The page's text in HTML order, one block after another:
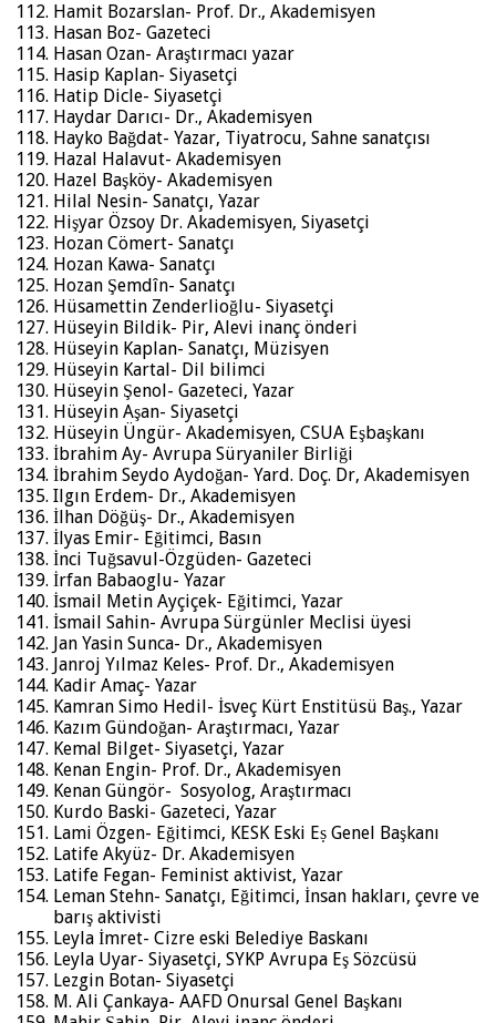
Hamit Bozarslan- Prof. Dr., Akademisyen
Hasan Boz- Gazeteci
Hasan Ozan- Araştırmacı yazar
Hasip Kaplan- Siyasetçi
Hatip Dicle- Siyasetçi
Haydar Darıcı- Dr., Akademisyen
Hayko Bağdat- Yazar, Tiyatrocu, Sahne sanatçısı
Hazal Halavut- Akademisyen
Hazel Başköy- Akademisyen
Hilal Nesin- Sanatçı, Yazar
Hişyar Özsoy Dr. Akademisyen, Siyasetçi
Hozan Cömert- Sanatçı
Hozan Kawa- Sanatçı
Hozan Şemdîn- Sanatçı
Hüsamettin Zenderlioğlu- Siyasetçi
Hüseyin Bildik- Pir, Alevi inanç önderi
Hüseyin Kaplan- Sanatçı, Müzisyen
Hüseyin Kartal- Dil bilimci
Hüseyin Şenol- Gazeteci, Yazar
Hüseyin Aşan- Siyasetçi
Hüseyin Üngür- Akademisyen, CSUA Eşbaşkanı
İbrahim Ay- Avrupa Süryaniler Birliği
İbrahim Seydo Aydoğan- Yard. Doç. Dr, Akademisyen
Ilgın Erdem- Dr., Akademisyen
İlhan Döğüş- Dr., Akademisyen
İlyas Emir- Eğitimci, Basın
İnci Tuğsavul-Özgüden- Gazeteci
İrfan Babaoglu- Yazar
İsmail Metin Ayçiçek- Eğitimci, Yazar
İsmail Sahin- Avrupa Sürgünler Meclisi üyesi
Jan Yasin Sunca- Dr., Akademisyen
Janroj Yılmaz Keles- Prof. Dr., Akademisyen
Kadir Amaç- Yazar
Kamran Simo Hedil- İsveç Kürt Enstitüsü Baş., Yazar
Kazım Gündoğan- Araştırmacı, Yazar
Kemal Bilget- Siyasetçi, Yazar
Kenan Engin- Prof. Dr., Akademisyen
Kenan Güngör- Sosyolog, Araştırmacı
Kurdo Baski- Gazeteci, Yazar
Lami Özgen- Eğitimci, KESK Eski Eṣ Genel Başkanı
Latife Akyüz- Dr. Akademisyen
Latife Fegan- Feminist aktivist, Yazar
Leman Stehn- Sanatçı, Eğitimci, İnsan hakları, çevre ve
barış aktivisti
Leyla İmret- Cizre eski Belediye Baskanı
Leyla Uyar- Siyasetçi, SYKP Avrupa Eş Sözcüsü
Lezgin Botan- Siyasetçi
M. Ali Çankaya- AAFD Onursal Genel Başkanı